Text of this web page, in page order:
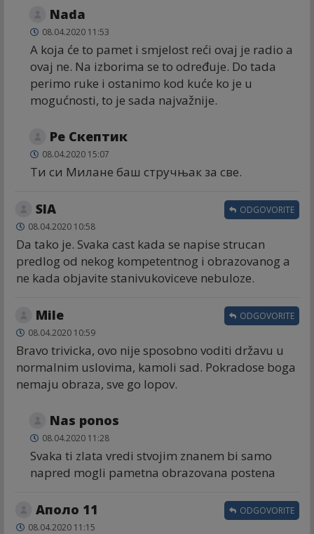
Nada
08.04.2020 11:53
A koja će to pamet i smjelost reći ovaj je radio a
ovaj ne. Na izborima se to određuje. Do tada
perimo ruke i ostanimo kod kuće ko je u
mogućnosti, to je sada najvažnije.
Ре Скептик
08.04.2020 15:07
Ти си Милане баш стручњак за све.
SIA
08.04.2020 10:58
Da tako je. Svaka cast kada se napise strucan
predlog od nekog kompetentnog i obrazovanog a
ne kada objavite stanivukoviceve nebuloze.
ODGOVORITE
Mile
08.04.2020 10:59
Bravo trivicka, ovo nije sposobno voditi državu u
normalnim uslovima, kamoli sad. Pokradose boga
nemaju obraza, sve go lopov.
ODGOVORITE
Nas ponos
08.04.2020 11:28
Svaka ti zlata vredi stvojim znanem bi samo
napred mogli pametna obrazovana postena
Аполо 11
08.04.2020 11:15
ODGOVORITE